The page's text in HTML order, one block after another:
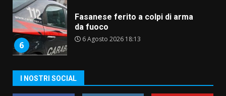
6
Fasanese ferito a colpi di arma
da fuoco
6 Agosto 2026 18:13
di aperture straordinarie del
I NOSTRI SOCIAL